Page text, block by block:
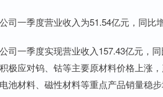
司一季度营业收入为51.54亿元，同比
司一季度实现营业收入157.43亿元，
极应对钨、钴等主要原材料价格上涨
池材料、磁性材料等重点产品销量稳